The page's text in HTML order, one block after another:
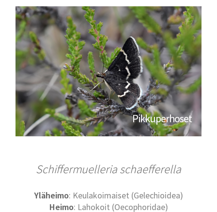
Pikkuperhoset
Schiffermuelleria schaefferella
Yläheimo: Keulakoimaiset (Gelechioidea)
Heimo: Lahokoit (Oecophoridae)